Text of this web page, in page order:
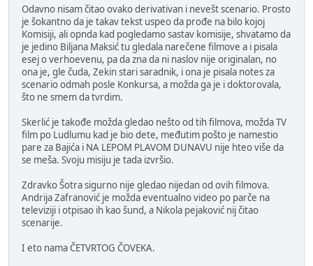
Odavno nisam čitao ovako derivativan i nevešt scenario. Prosto
je šokantno da je takav tekst uspeo da prođe na bilo kojoj
Komisiji, ali opnda kad pogledamo sastav komisije, shvatamo da
je jedino Biljana Maksić tu gledala narečene filmove a i pisala
esej o verhoevenu, pa da zna da ni naslov nije originalan, no
ona je, gle čuda, Zekin stari saradnik, i ona je pisala notes za
scenario odmah posle Konkursa, a možda ga je i doktorovala,
što ne smem da tvrdim.
Skerlić je takođe možda gledao nešto od tih filmova, možda TV
film po Ludlumu kad je bio dete, međutim pošto je namestio
pare za Bajića i NA LEPOM PLAVOM DUNAVU nije hteo više da
se meša. Svoju misiju je tada izvršio.
Zdravko Šotra sigurno nije gledao nijedan od ovih filmova.
Andrija Zafranović je možda eventualno video po parče na
televiziji i otpisao ih kao šund, a Nikola pejaković nij čitao
scenarije.
I eto nama ČETVRTOG ČOVEKA.